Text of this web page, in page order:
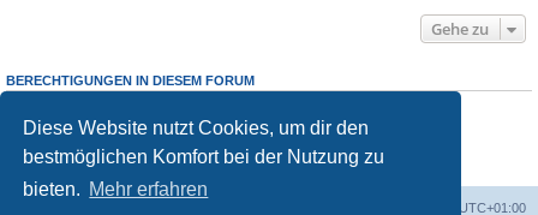
Diese Website nutzt Cookies, um dir den
bestmöglichen Komfort bei der Nutzung zu
bieten. Mehr erfahren
Gehe zu
BERECHTIGUNGEN IN DIESEM FORUM
Du darfst
keine Antworten zu Themen in diesem Forum erstellen.
Du darfst deine Beiträge in diesem Forumnichtändern.
Du darfst deine Beiträge in diesem Forum nicht löschen.
keine
UTC+01:00